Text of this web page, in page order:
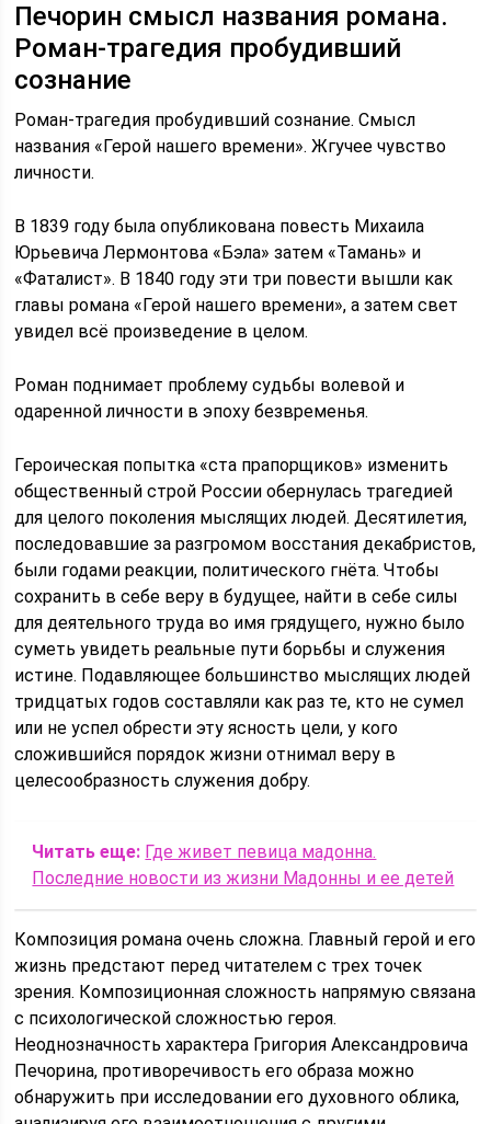
Печорин смысл названия романа.
Роман-трагедия пробудивший
сознание
Роман-трагедия пробудивший сознание. Смысл
названия «Герой нашего времени». Жгучее чувство
личности.
В 1839 году была опубликована повесть Михаила
Юрьевича Лермонтова «Бэла» затем «Тамань» и
«Фаталист». В 1840 году эти три повести вышли как
главы романа «Герой нашего времени», а затем свет
увидел всё произведение в целом.
Роман поднимает проблему судьбы волевой и
одаренной личности в эпоху безвременья.
Героическая попытка «ста прапорщиков» изменить
общественный строй России обернулась трагедией
для целого поколения мыслящих людей. Десятилетия,
последовавшие за разгромом восстания декабристов,
были годами реакции, политического гнёта. Чтобы
сохранить в себе веру в будущее, найти в себе силы
для деятельного труда во имя грядущего, нужно было
суметь увидеть реальные пути борьбы и служения
истине. Подавляющее большинство мыслящих людей
тридцатых годов составляли как раз те, кто не сумел
или не успел обрести эту ясность цели, у кого
сложившийся порядок жизни отнимал веру в
целесообразность служения добру.
Читать еще: Где живет певица мадонна.
Последние новости из жизни Мадонны и ее детей
Композиция романа очень сложна. Главный герой и его
жизнь предстают перед читателем с трех точек
зрения. Композиционная сложность напрямую связана
с психологической сложностью героя.
Неоднозначность характера Григория Александровича
Печорина, противоречивость его образа можно
обнаружить при исследовании его духовного облика,